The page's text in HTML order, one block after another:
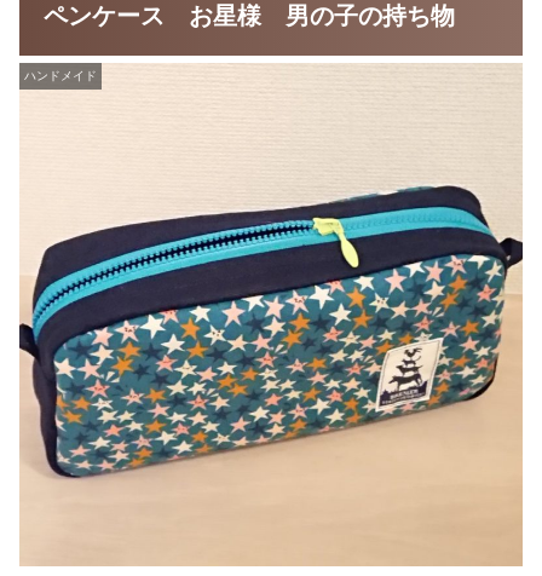
ペンケース お星様 男の子の持ち物
ハンドメイド